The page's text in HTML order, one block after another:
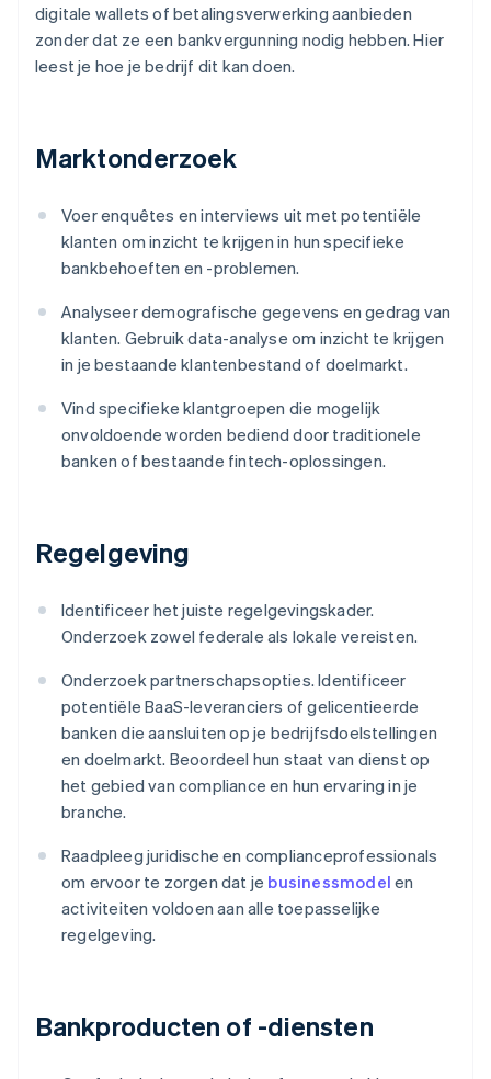
digitale wallets of betalingsverwerking aanbieden
zonder dat ze een bankvergunning nodig hebben. Hier
leest je hoe je bedrijf dit kan doen.
Marktonderzoek
Voer enquêtes en interviews uit met potentiële
klanten om inzicht te krijgen in hun specifieke
bankbehoeften en -problemen.
Analyseer demografische gegevens en gedrag van
klanten. Gebruik data-analyse om inzicht te krijgen
in je bestaande klantenbestand of doelmarkt.
Vind specifieke klantgroepen die mogelijk
onvoldoende worden bediend door traditionele
banken of bestaande fintech-oplossingen.
Regelgeving
Identificeer het juiste regelgevingskader.
Onderzoek zowel federale als lokale vereisten.
Onderzoek partnerschapsopties. Identificeer
potentiële BaaS-leveranciers of gelicentieerde
banken die aansluiten op je bedrijfsdoelstellingen
en doelmarkt. Beoordeel hun staat van dienst op
het gebied van compliance en hun ervaring in je
branche.
Raadpleeg juridische en complianceprofessionals
om ervoor te zorgen dat je businessmodel en
activiteiten voldoen aan alle toepasselijke
regelgeving.
Bankproducten of -diensten